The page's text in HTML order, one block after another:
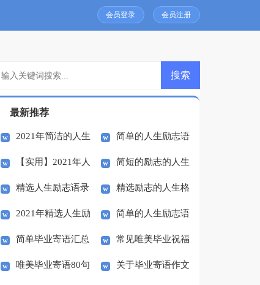
会员登录 会员注册
最新推荐
2021年简洁的人生
励志语录摘录54条
简单的人生励志语
录70句
【实用】2021年人
生励志语录集锦55句
简短的励志的人生
格言97条
精选人生励志语录
46条
精选励志的人生格
言集合84句
2021年精选人生励
志语录摘录34句
简单的人生励志语
录大集合58句
简单毕业寄语汇总
50句
常见唯美毕业祝福
寄语（精选30句）
唯美毕业寄语80句 关于毕业寄语作文